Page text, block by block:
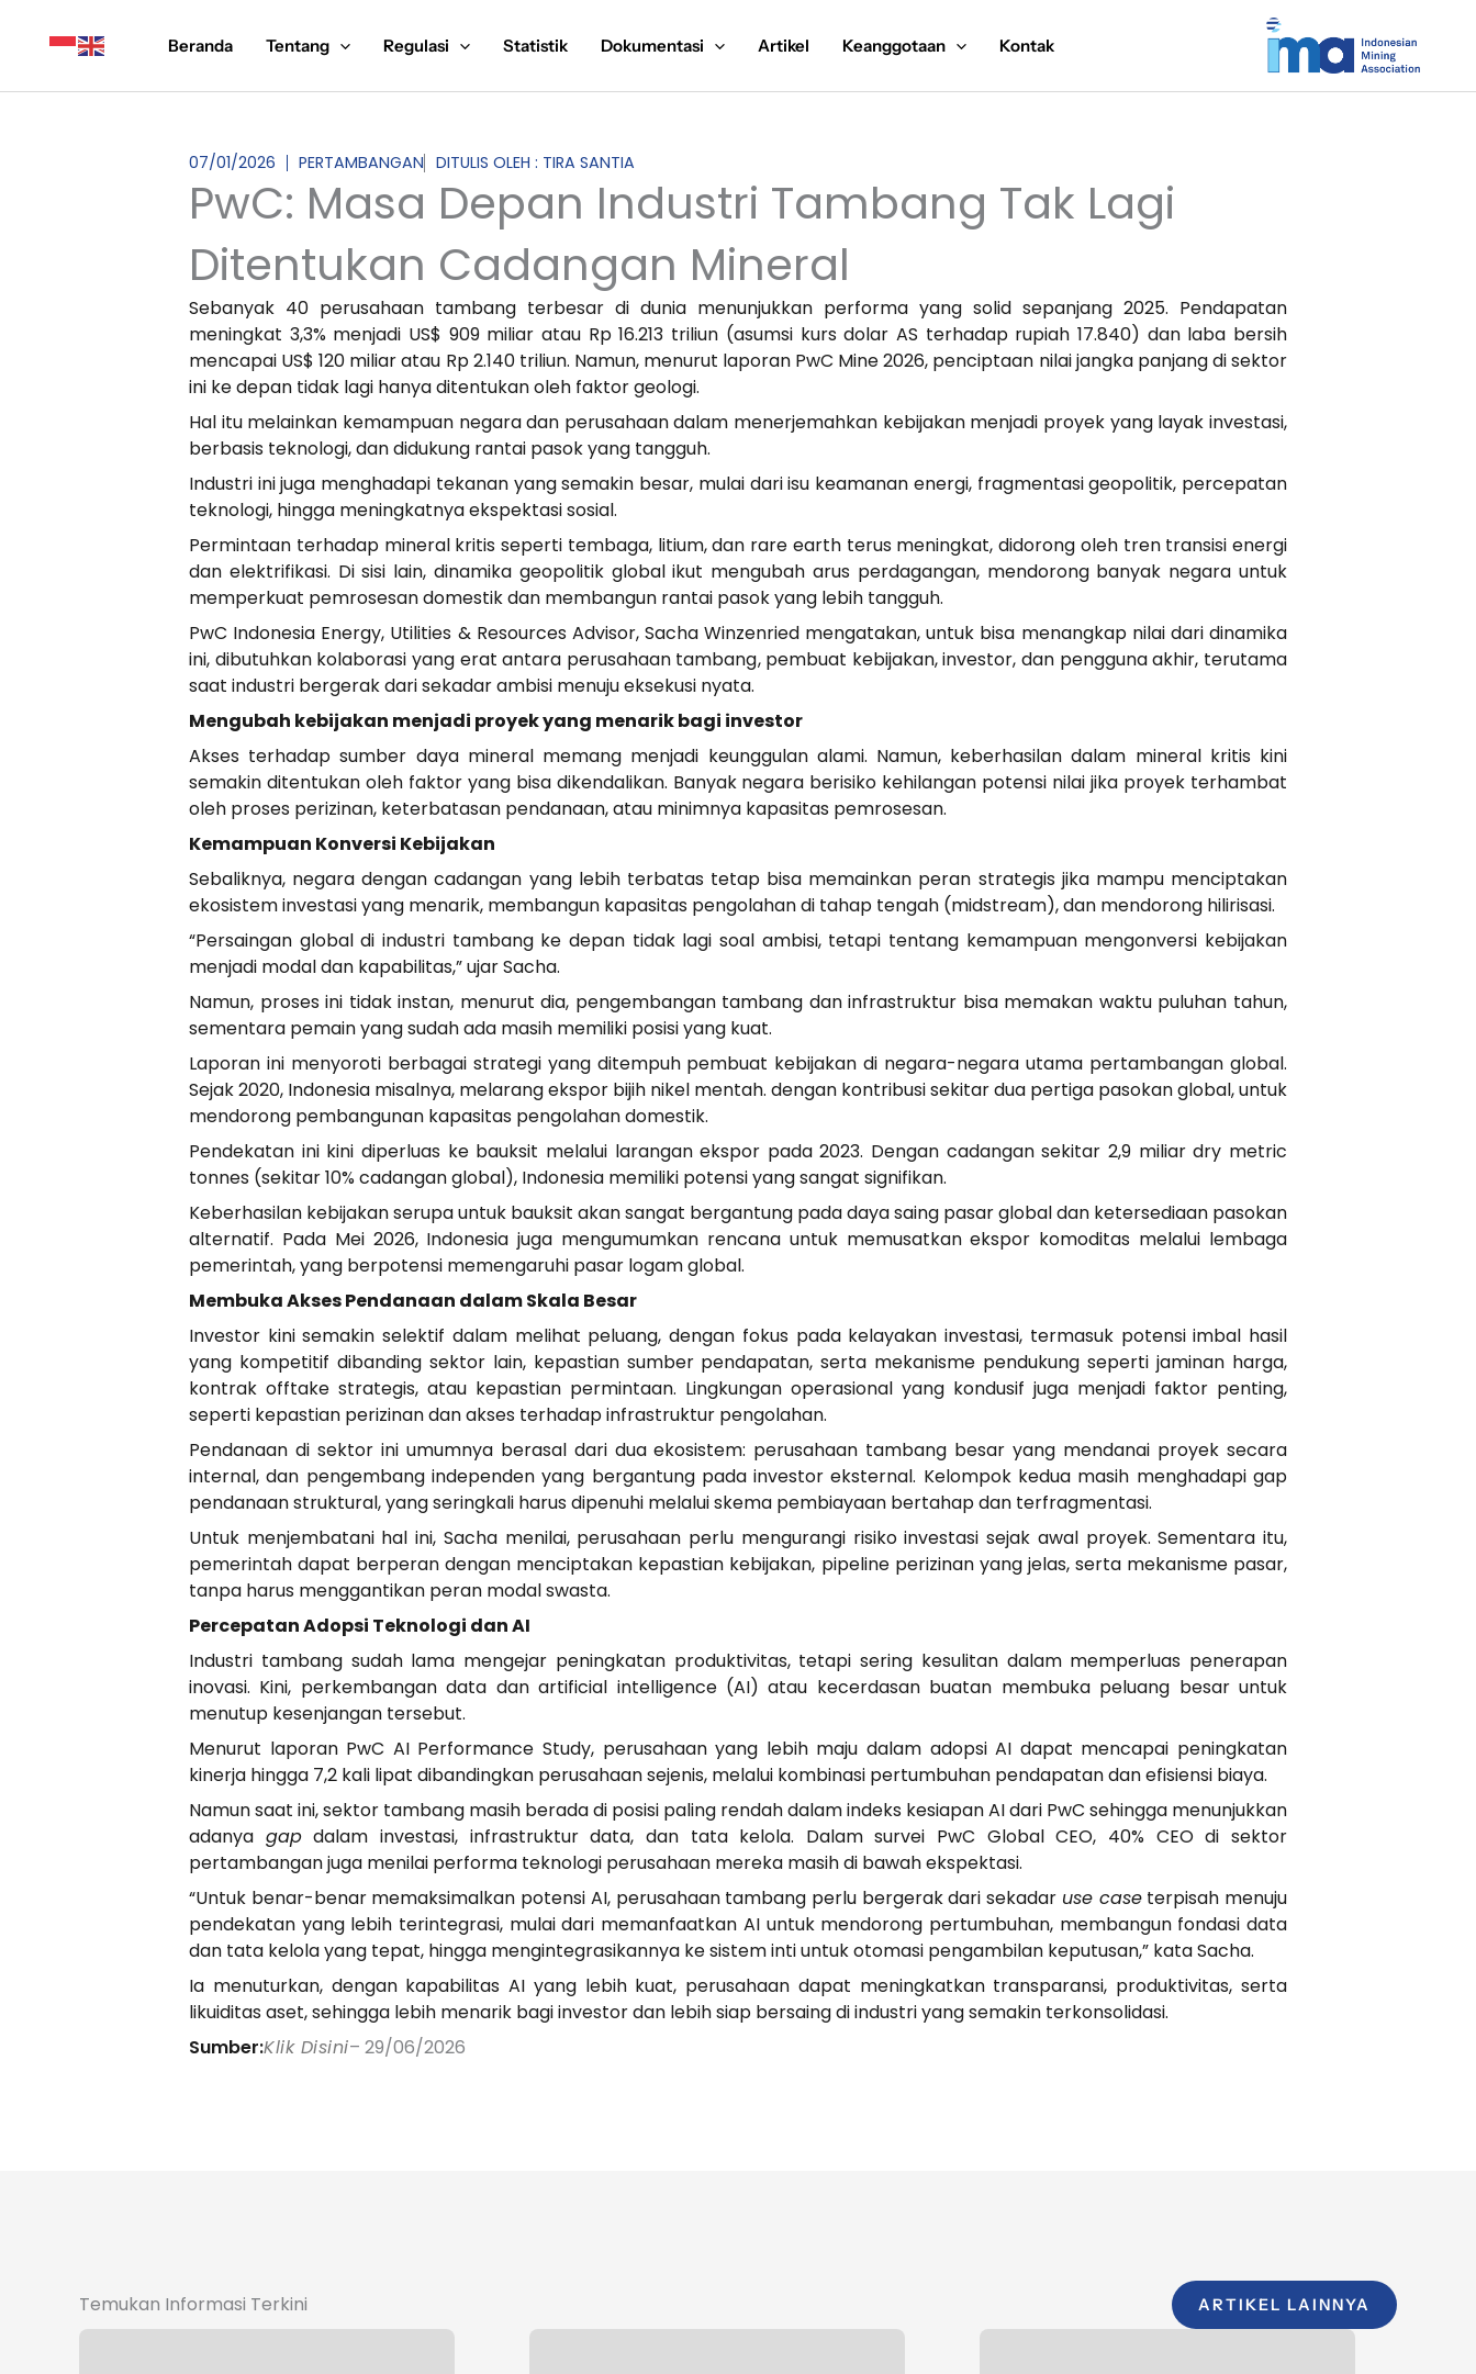
Beranda Tentang Regulasi Statistik Dokumentasi Artikel Keanggotaan Kontak
07/01/2026 PERTAMBANGAN DITULIS OLEH : TIRA SANTIA
PwC: Masa Depan Industri Tambang Tak Lagi
Ditentukan Cadangan Mineral
Sebanyak 40 perusahaan tambang terbesar di dunia menunjukkan performa yang solid sepanjang 2025. Pendapatan
meningkat 3,3% menjadi US$ 909 miliar atau Rp 16.213 triliun (asumsi kurs dolar AS terhadap rupiah 17.840) dan laba bersih
mencapai US$ 120 miliar atau Rp 2.140 triliun. Namun, menurut laporan PwC Mine 2026, penciptaan nilai jangka panjang di sektor
ini ke depan tidak lagi hanya ditentukan oleh faktor geologi.
Hal itu melainkan kemampuan negara dan perusahaan dalam menerjemahkan kebijakan menjadi proyek yang layak investasi,
berbasis teknologi, dan didukung rantai pasok yang tangguh.
Industri ini juga menghadapi tekanan yang semakin besar, mulai dari isu keamanan energi, fragmentasi geopolitik, percepatan
teknologi, hingga meningkatnya ekspektasi sosial.
Permintaan terhadap mineral kritis seperti tembaga, litium, dan rare earth terus meningkat, didorong oleh tren transisi energi
dan elektrifikasi. Di sisi lain, dinamika geopolitik global ikut mengubah arus perdagangan, mendorong banyak negara untuk
memperkuat pemrosesan domestik dan membangun rantai pasok yang lebih tangguh.
PwC Indonesia Energy, Utilities & Resources Advisor, Sacha Winzenried mengatakan, untuk bisa menangkap nilai dari dinamika
ini, dibutuhkan kolaborasi yang erat antara perusahaan tambang, pembuat kebijakan, investor, dan pengguna akhir, terutama
saat industri bergerak dari sekadar ambisi menuju eksekusi nyata.
Mengubah kebijakan menjadi proyek yang menarik bagi investor
Akses terhadap sumber daya mineral memang menjadi keunggulan alami. Namun, keberhasilan dalam mineral kritis kini
semakin ditentukan oleh faktor yang bisa dikendalikan. Banyak negara berisiko kehilangan potensi nilai jika proyek terhambat
oleh proses perizinan, keterbatasan pendanaan, atau minimnya kapasitas pemrosesan.
Kemampuan Konversi Kebijakan
Sebaliknya, negara dengan cadangan yang lebih terbatas tetap bisa memainkan peran strategis jika mampu menciptakan
ekosistem investasi yang menarik, membangun kapasitas pengolahan di tahap tengah (midstream), dan mendorong hilirisasi.
“Persaingan global di industri tambang ke depan tidak lagi soal ambisi, tetapi tentang kemampuan mengonversi kebijakan
menjadi modal dan kapabilitas,” ujar Sacha.
Namun, proses ini tidak instan, menurut dia, pengembangan tambang dan infrastruktur bisa memakan waktu puluhan tahun,
sementara pemain yang sudah ada masih memiliki posisi yang kuat.
Laporan ini menyoroti berbagai strategi yang ditempuh pembuat kebijakan di negara-negara utama pertambangan global.
Sejak 2020, Indonesia misalnya, melarang ekspor bijih nikel mentah. dengan kontribusi sekitar dua pertiga pasokan global, untuk
mendorong pembangunan kapasitas pengolahan domestik.
Pendekatan ini kini diperluas ke bauksit melalui larangan ekspor pada 2023. Dengan cadangan sekitar 2,9 miliar dry metric
tonnes (sekitar 10% cadangan global), Indonesia memiliki potensi yang sangat signifikan.
Keberhasilan kebijakan serupa untuk bauksit akan sangat bergantung pada daya saing pasar global dan ketersediaan pasokan
alternatif. Pada Mei 2026, Indonesia juga mengumumkan rencana untuk memusatkan ekspor komoditas melalui lembaga
pemerintah, yang berpotensi memengaruhi pasar logam global.
Membuka Akses Pendanaan dalam Skala Besar
Investor kini semakin selektif dalam melihat peluang, dengan fokus pada kelayakan investasi, termasuk potensi imbal hasil
yang kompetitif dibanding sektor lain, kepastian sumber pendapatan, serta mekanisme pendukung seperti jaminan harga,
kontrak offtake strategis, atau kepastian permintaan. Lingkungan operasional yang kondusif juga menjadi faktor penting,
seperti kepastian perizinan dan akses terhadap infrastruktur pengolahan.
Pendanaan di sektor ini umumnya berasal dari dua ekosistem: perusahaan tambang besar yang mendanai proyek secara
internal, dan pengembang independen yang bergantung pada investor eksternal. Kelompok kedua masih menghadapi gap
pendanaan struktural, yang seringkali harus dipenuhi melalui skema pembiayaan bertahap dan terfragmentasi.
Untuk menjembatani hal ini, Sacha menilai, perusahaan perlu mengurangi risiko investasi sejak awal proyek. Sementara itu,
pemerintah dapat berperan dengan menciptakan kepastian kebijakan, pipeline perizinan yang jelas, serta mekanisme pasar,
tanpa harus menggantikan peran modal swasta.
Percepatan Adopsi Teknologi dan AI
Industri tambang sudah lama mengejar peningkatan produktivitas, tetapi sering kesulitan dalam memperluas penerapan
inovasi. Kini, perkembangan data dan artificial intelligence (AI) atau kecerdasan buatan membuka peluang besar untuk
menutup kesenjangan tersebut.
Menurut laporan PwC AI Performance Study, perusahaan yang lebih maju dalam adopsi AI dapat mencapai peningkatan
kinerja hingga 7,2 kali lipat dibandingkan perusahaan sejenis, melalui kombinasi pertumbuhan pendapatan dan efisiensi biaya.
Namun saat ini, sektor tambang masih berada di posisi paling rendah dalam indeks kesiapan AI dari PwC sehingga menunjukkan
adanya gapdalam investasi, infrastruktur data, dan tata kelola. Dalam survei PwC Global CEO, 40% CEO di sektor
pertambangan juga menilai performa teknologi perusahaan mereka masih di bawah ekspektasi.
“Untuk benar-benar memaksimalkan potensi AI, perusahaan tambang perlu bergerak dari sekadar use caseterpisah menuju
pendekatan yang lebih terintegrasi, mulai dari memanfaatkan AI untuk mendorong pertumbuhan, membangun fondasi data
dan tata kelola yang tepat, hingga mengintegrasikannya ke sistem inti untuk otomasi pengambilan keputusan,” kata Sacha.
Ia menuturkan, dengan kapabilitas AI yang lebih kuat, perusahaan dapat meningkatkan transparansi, produktivitas, serta
likuiditas aset, sehingga lebih menarik bagi investor dan lebih siap bersaing di industri yang semakin terkonsolidasi.
Sumber:Klik Disini– 29/06/2026
Temukan Informasi Terkini ARTIKEL LAINNYA